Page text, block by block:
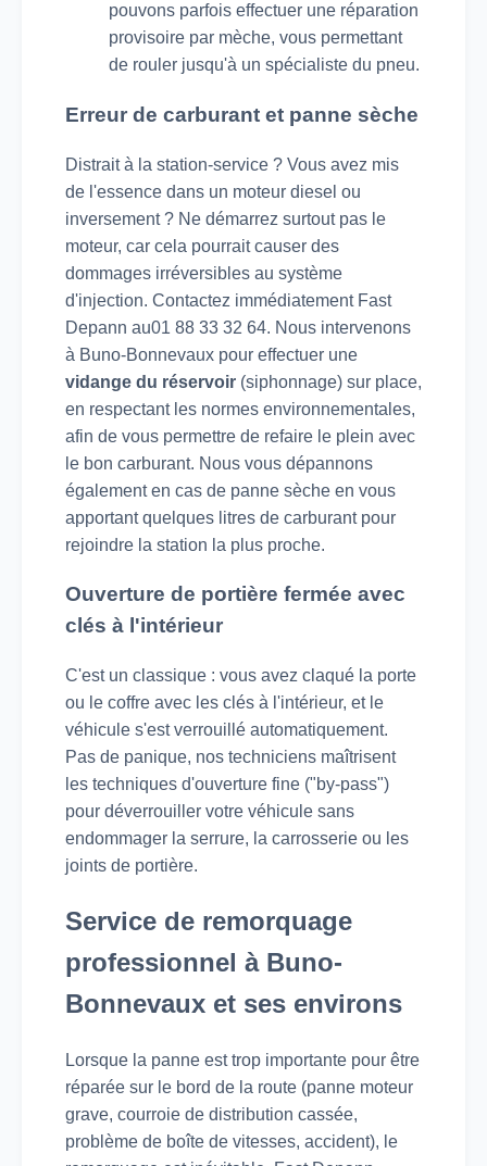
pouvons parfois effectuer une réparation
provisoire par mèche, vous permettant
de rouler jusqu'à un spécialiste du pneu.
Erreur de carburant et panne sèche
Distrait à la station-service ? Vous avez mis
de l'essence dans un moteur diesel ou
inversement ? Ne démarrez surtout pas le
moteur, car cela pourrait causer des
dommages irréversibles au système
d'injection. Contactez immédiatement Fast
Depann au01 88 33 32 64. Nous intervenons
à Buno-Bonnevaux pour effectuer une
vidange du réservoir (siphonnage) sur place,
en respectant les normes environnementales,
afin de vous permettre de refaire le plein avec
le bon carburant. Nous vous dépannons
également en cas de panne sèche en vous
apportant quelques litres de carburant pour
rejoindre la station la plus proche.
Ouverture de portière fermée avec
clés à l'intérieur
C'est un classique : vous avez claqué la porte
ou le coffre avec les clés à l'intérieur, et le
véhicule s'est verrouillé automatiquement.
Pas de panique, nos techniciens maîtrisent
les techniques d'ouverture fine ("by-pass")
pour déverrouiller votre véhicule sans
endommager la serrure, la carrosserie ou les
joints de portière.
Service de remorquage
professionnel à Buno-
Bonnevaux et ses environs
Lorsque la panne est trop importante pour être
réparée sur le bord de la route (panne moteur
grave, courroie de distribution cassée,
problème de boîte de vitesses, accident), le